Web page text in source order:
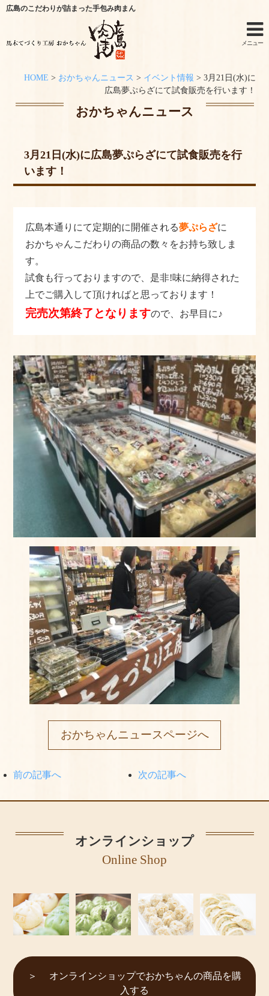
手作りキットのご利用シーン
お問い合わせ
よくある質問
手作りキットの作り方
店舗情報
おかちゃんのこだわり
プライバシーポリシー
サイトマップ
広島のこだわりが詰まった手包み肉まん
メニュー
HOME > おかちゃんニュース > イベント情報 > 3月21日(水)に
広島夢ぷらざにて試食販売を行います！
おかちゃんニュース
3月21日(水)に広島夢ぷらざにて試食販売を行
います！
広島本通りにて定期的に開催される夢ぷらざに
おかちゃんこだわりの商品の数々をお持ち致しま
す。
試食も行っておりますので、是非!味に納得された
上でご購入して頂ければと思っております！
完売次第終了となりますので、お早目に♪
おかちゃんニュースページへ
前の記事へ 次の記事へ
オンラインショップ
Online Shop
オンラインショップでおかちゃんの商品を購
入する